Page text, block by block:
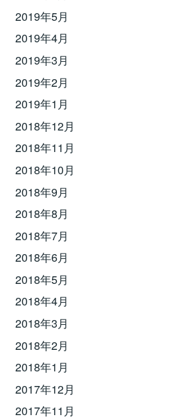
2019年5月
2019年4月
2019年3月
2019年2月
2019年1月
2018年12月
2018年11月
2018年10月
2018年9月
2018年8月
2018年7月
2018年6月
2018年5月
2018年4月
2018年3月
2018年2月
2018年1月
2017年12月
2017年11月